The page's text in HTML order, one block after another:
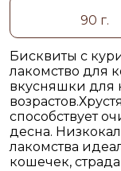
90 г.
Бисквиты с
лакомство для
вкусняшки для
способствует
десна.
лакомства
кошечек,